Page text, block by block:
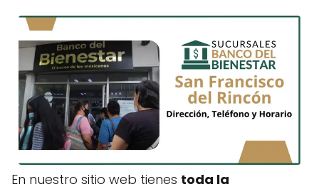
En nuestro sitio web tienes toda la